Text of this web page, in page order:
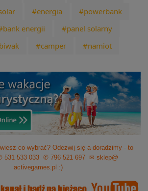
#energia
#powerbank
energii
#panel solarny
#camper
#namiot
co wybrać? Odezwij się a doradzimy - to
531 533 033 ✆ 796 521 697
✉ sklep@
activegames.pl :)